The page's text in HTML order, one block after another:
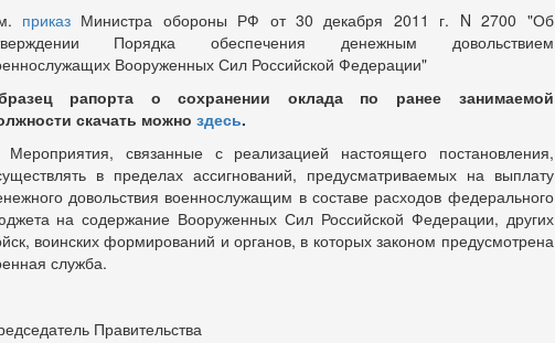
приказМинистра обороны РФ от 30 декабря 2011 г. N 2700 "Об
Порядка обеспечения денежным довольствием
Вооруженных Сил Российской Федерации"
рапорта о сохранении оклада по ранее занимаемой
скачать можно здесь.
Мероприятия, связанные с реализацией настоящего постановления,
в пределах ассигнований, предусматриваемых на выплату
довольствия военнослужащим в составе расходов федерального
на содержание Вооруженных Сил Российской Федерации, других
воинских формирований и органов, в которых законом предусмотрена
служба.
Правительства